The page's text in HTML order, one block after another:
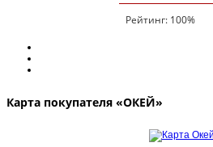
Рейтинг: 100%
Карта покупателя «ОКЕЙ»